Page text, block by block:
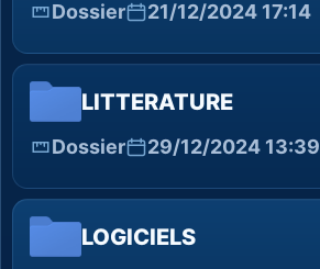
Dossier 21/12/2024 17:14
LITTERATURE
Dossier 29/12/2024 13:39
LOGICIELS